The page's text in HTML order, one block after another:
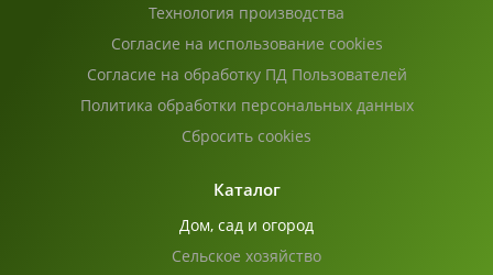
Технология производства
Согласие на использование cookies
Согласие на обработку ПД Пользователей
Политика обработки персональных данных
Сбросить cookies
Каталог
Дом, сад и огород
Сельское хозяйство